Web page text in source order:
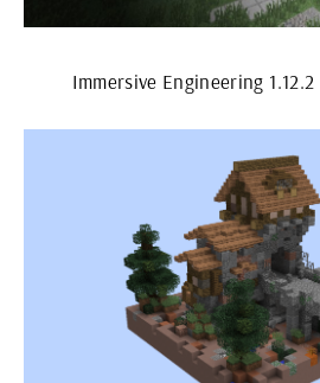
Immersive Engineering